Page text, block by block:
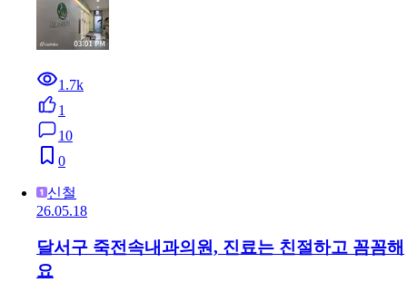
1.7k
1
10
0
신철
26.05.18
달서구 죽전속내과의원, 진료는 친절하고 꼼꼼해
요